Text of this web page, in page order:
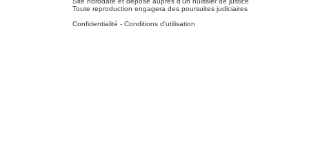
Toute reproduction engagera des poursuites judiciaires
Confidentialité - Conditions d'utilisation